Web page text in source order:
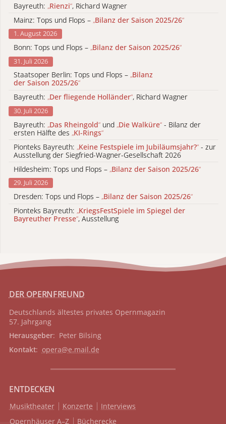
Bayreuth: „Rienzi“, Richard Wagner
Mainz: Tops und Flops – „Bilanz der Saison 2025/26“
1. August 2026
Bonn: Tops und Flops – „Bilanz der Saison 2025/26“
31. Juli 2026
Staatsoper Berlin: Tops und Flops – „Bilanz
der Saison 2025/26“
Bayreuth: „Der fliegende Holländer“, Richard Wagner
30. Juli 2026
Bayreuth: „Das Rheingold“ und „Die Walküre“ - Bilanz der
ersten Hälfte des „KI-Rings“
Pionteks Bayreuth: „Keine Festspiele im Jubiläumsjahr?“ - zur
Ausstellung der Siegfried-Wagner-Gesellschaft 2026
Hildesheim: Tops und Flops – „Bilanz der Saison 2025/26“
29. Juli 2026
Dresden: Tops und Flops – „Bilanz der Saison 2025/26“
Pionteks Bayreuth: „KriegsFestSpiele im Spiegel der
Bayreuther Presse“, Ausstellung
DER OPERNFREUND
Deutschlands ältestes privates Opernmagazin
57. Jahrgang
Herausgeber: Peter Bilsing
Kontakt: opera@e.mail.de
ENTDECKEN
Musiktheater Konzerte
Interviews
Opernhäuser A–Z
Bücherecke